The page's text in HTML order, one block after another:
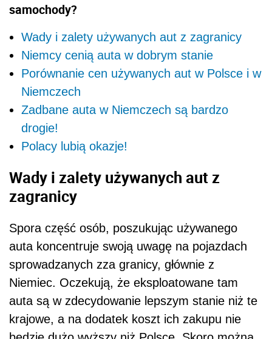
samochody?
Wady i zalety używanych aut z zagranicy
Niemcy cenią auta w dobrym stanie
Porównanie cen używanych aut w Polsce i w
Niemczech
Zadbane auta w Niemczech są bardzo
drogie!
Polacy lubią okazje!
Wady i zalety używanych aut z
zagranicy
Spora część osób, poszukując używanego
auta koncentruje swoją uwagę na pojazdach
sprowadzanych zza granicy, głównie z
Niemiec. Oczekują, że eksploatowane tam
auta są w zdecydowanie lepszym stanie niż te
krajowe, a na dodatek koszt ich zakupu nie